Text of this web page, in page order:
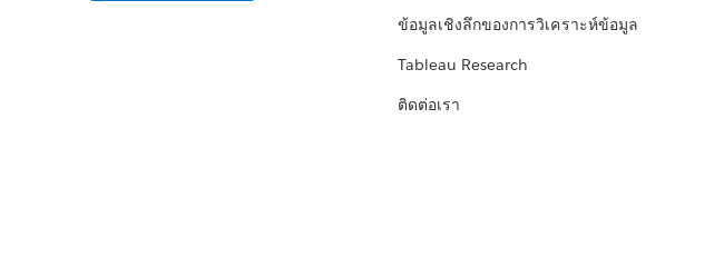
ข้อมูลเชิงลึกของการวิเคราะห์ข้อมูล
Tableau Research
ติดต่อเรา